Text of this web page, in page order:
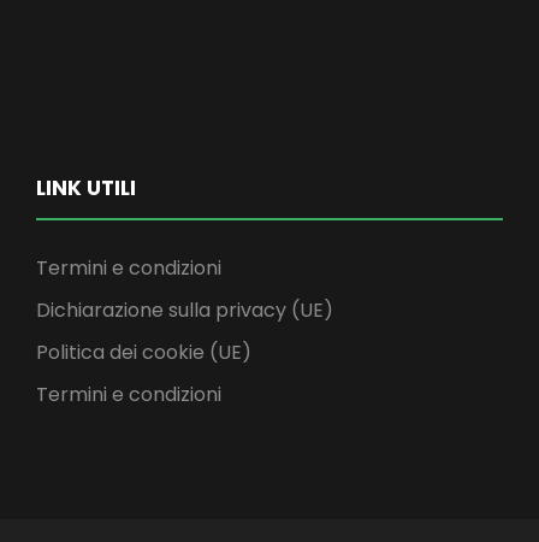
LINK UTILI
Termini e condizioni
Dichiarazione sulla privacy (UE)
Politica dei cookie (UE)
Termini e condizioni